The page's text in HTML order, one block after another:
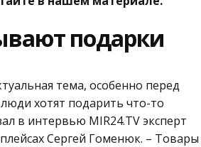
подарки
тема, особенно перед
хотят подарить что-то
в интервью MIR24.TV эксперт
Сергей Гоменюк. – Товары